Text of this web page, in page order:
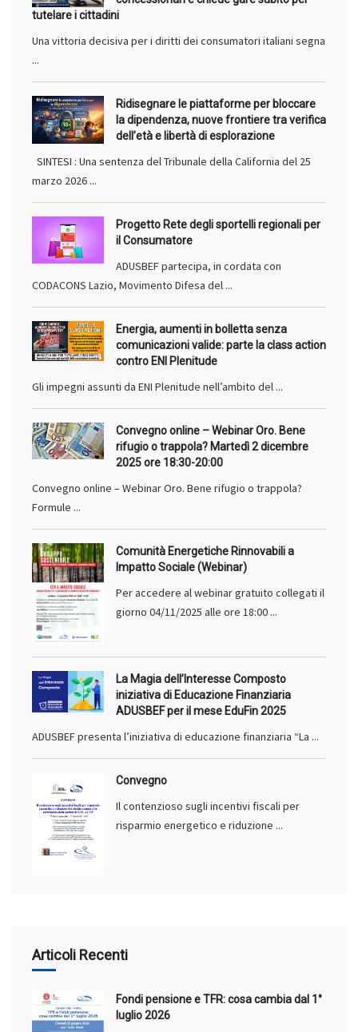
tutelare i cittadini
Una vittoria decisiva per i diritti dei consumatori italiani segna
...
Ridisegnare le piattaforme per bloccare
la dipendenza, nuove frontiere tra verifica
dell’età e libertà di esplorazione
SINTESI : Una sentenza del Tribunale della California del 25
marzo 2026 ...
Progetto Rete degli sportelli regionali per
il Consumatore
ADUSBEF partecipa, in cordata con
CODACONS Lazio, Movimento Difesa del ...
Energia, aumenti in bolletta senza
comunicazioni valide: parte la class action
contro ENI Plenitude
Gli impegni assunti da ENI Plenitude nell’ambito del ...
Convegno online – Webinar Oro. Bene
rifugio o trappola? Martedì 2 dicembre
2025 ore 18:30-20:00
Convegno online – Webinar Oro. Bene rifugio o trappola?
Formule ...
Comunità Energetiche Rinnovabili a
Impatto Sociale (Webinar)
Per accedere al webinar gratuito collegati il
giorno 04/11/2025 alle ore 18:00 ...
La Magia dell’Interesse Composto
iniziativa di Educazione Finanziaria
ADUSBEF per il mese EduFin 2025
ADUSBEF presenta l’iniziativa di educazione finanziaria “La ...
Convegno
Il contenzioso sugli incentivi fiscali per
risparmio energetico e riduzione ...
Articoli Recenti
Fondi pensione e TFR: cosa cambia dal 1°
luglio 2026